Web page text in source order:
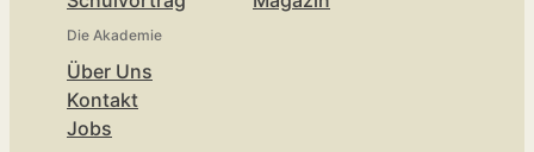
Die Akademie
Über Uns
Kontakt
Jobs